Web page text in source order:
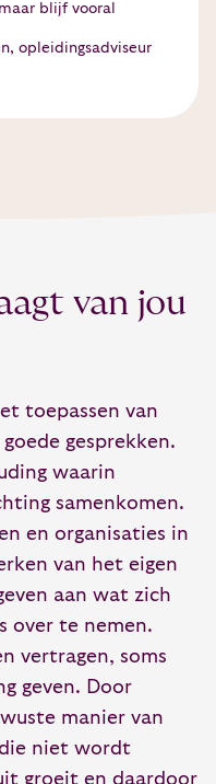
blijf vooral
opleidingsadviseur
van jou
toepassen van
gesprekken.
waarin
samenkomen.
en organisaties in
van het eigen
aan wat zich
over te nemen.
vertragen, soms
geven. Door
manier van
niet wordt
groeit en daardoor